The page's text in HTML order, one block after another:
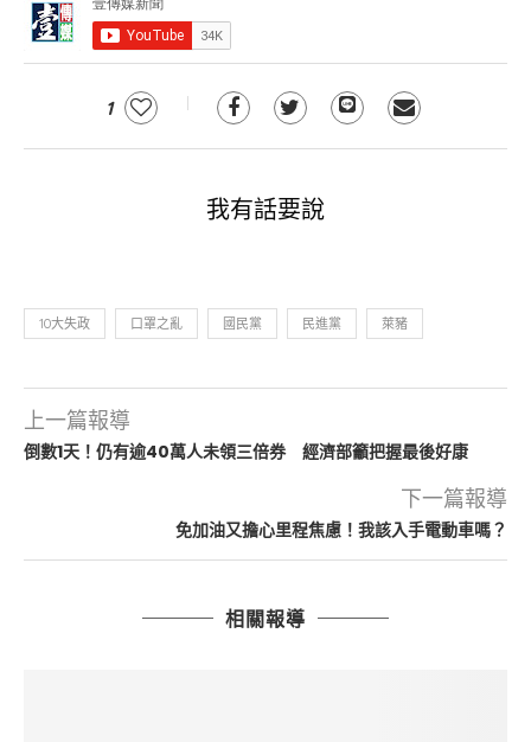
1
我有話要說
10大失政 口罩之亂 國民黨 民進黨 萊豬
上一篇報導
倒數1天！仍有逾40萬人未領三倍券 經濟部籲把握最後好康
下一篇報導
免加油又擔心里程焦慮！我該入手電動車嗎？
相關報導